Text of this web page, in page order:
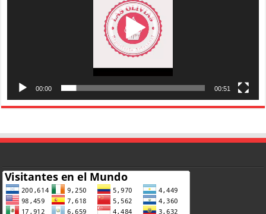
00:00 00:51